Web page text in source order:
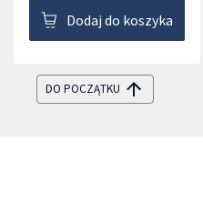
Dodaj do koszyka
DO POCZĄTKU